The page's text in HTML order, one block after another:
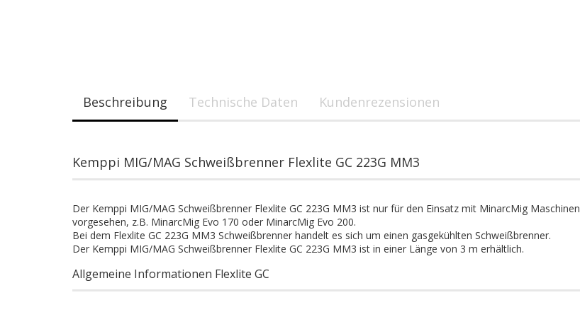
Beschreibung Technische Daten Kundenrezensionen
Kemppi MIG/MAG Schweißbrenner Flexlite GC 223G MM3
Der Kemppi MIG/MAG Schweißbrenner Flexlite GC 223G MM3 ist nur für den Einsatz mit MinarcMig Maschinen
vorgesehen, z.B. MinarcMig Evo 170 oder MinarcMig Evo 200.
Bei dem Flexlite GC 223G MM3 Schweißbrenner handelt es sich um einen gasgekühlten Schweißbrenner.
Der Kemppi MIG/MAG Schweißbrenner Flexlite GC 223G MM3 ist in einer Länge von 3 m erhältlich.
Allgemeine Informationen Flexlite GC